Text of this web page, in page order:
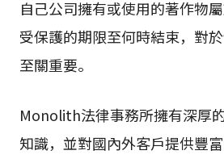
自己公司擁有或使用的著作物
受保護的期限至何時結束，對
至關重要。
Monolith法律事務所擁有深厚
知識，並對國內外客戶提供豐